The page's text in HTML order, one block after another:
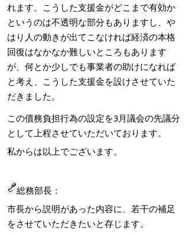
れます。こうした支援金がどこまで有効か
というのは不透明な部分もありますし、や
はり人の動きが出てこなければ経済の本格
回復はなかなか難しいところもあります
が、何とか少しでも事業者の助けになれば
と考え、こうした支援金を設けさせていた
だきました。
この債務負担行為の設定を3月議会の先議分
として上程させていただいております。
私からは以上でございます。
総務部長：
市長から説明があった内容に、若干の補足
をさせていただきたいと存じます。